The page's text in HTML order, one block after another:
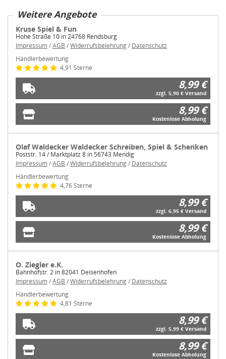
Weitere Angebote
Kruse Spiel & Fun
Hohe Straße 10 in 24768 Rendsburg
Impressum/AGB /Widerrufsbelehrung/ Datenschutz
Händlerbewertung
4,91 Sterne
8,99 €
zzgl. 5,90 € Versand
8,99 €
Kostenlose Abholung
Olaf Waldecker Waldecker Schreiben, Spiel & Schenken
Poststr. 14 / Marktplatz 8 in 56743 Mendig
Impressum/AGB /Widerrufsbelehrung/ Datenschutz
Händlerbewertung
4,76 Sterne
8,99 €
zzgl. 6,95 € Versand
8,99 €
Kostenlose Abholung
O. Ziegler e.K.
Bahnhofstr. 2 in 82041 Deisenhofen
Impressum/AGB /Widerrufsbelehrung/ Datenschutz
Händlerbewertung
4,81 Sterne
8,99 €
zzgl. 5,99 € Versand
8,99 €
Kostenlose Abholung